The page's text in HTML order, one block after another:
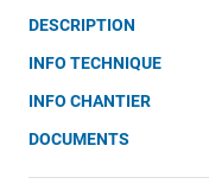
DESCRIPTION
INFO TECHNIQUE
INFO CHANTIER
DOCUMENTS